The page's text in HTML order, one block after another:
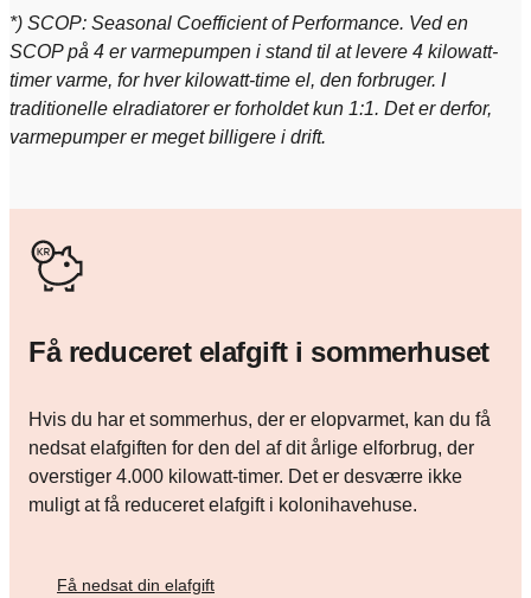
*) SCOP: Seasonal Coefficient of Performance. Ved en
SCOP på 4 er varmepumpen i stand til at levere 4 kilowatt-
timer varme, for hver kilowatt-time el, den forbruger. I
traditionelle elradiatorer er forholdet kun 1:1. Det er derfor,
varmepumper er meget billigere i drift.
Få reduceret elafgift i sommerhuset
Hvis du har et sommerhus, der er elopvarmet, kan du få
nedsat elafgiften for den del af dit årlige elforbrug, der
overstiger 4.000 kilowatt-timer. Det er desværre ikke
muligt at få reduceret elafgift i kolonihavehuse.
Få nedsat din elafgift